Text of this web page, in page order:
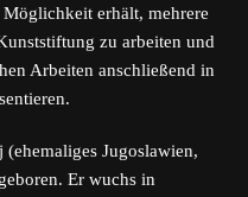
erhält, mehrere
zu arbeiten und
Arbeiten anschließend in
Jugoslawien,
Er wuchs in